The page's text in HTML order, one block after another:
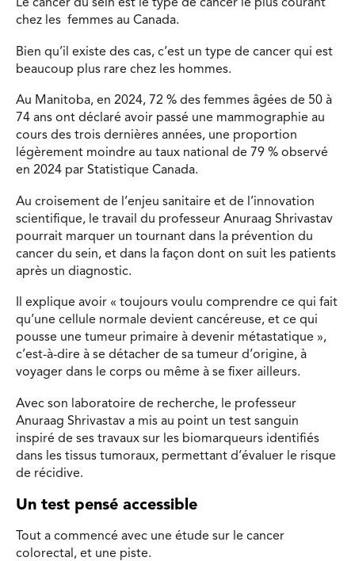
Le cancer du sein est le type de cancer le plus courant
chez les femmes au Canada.
Bien qu’il existe des cas, c’est un type de cancer qui est
beaucoup plus rare chez les hommes.
Au Manitoba, en 2024, 72 % des femmes âgées de 50 à
74 ans ont déclaré avoir passé une mammographie au
cours des trois dernières années, une proportion
légèrement moindre au taux national de 79 % observé
en 2024 par Statistique Canada.
Au croisement de l’enjeu sanitaire et de l’innovation
scientifique, le travail du professeur Anuraag Shrivastav
pourrait marquer un tournant dans la prévention du
cancer du sein, et dans la façon dont on suit les patients
après un diagnostic.
Il explique avoir « toujours voulu comprendre ce qui fait
qu’une cellule normale devient cancéreuse, et ce qui
pousse une tumeur primaire à devenir métastatique »,
c’est-à-dire à se détacher de sa tumeur d’origine, à
voyager dans le corps ou même à se fixer ailleurs.
Avec son laboratoire de recherche, le professeur
Anuraag Shrivastav a mis au point un test sanguin
inspiré de ses travaux sur les biomarqueurs identifiés
dans les tissus tumoraux, permettant d’évaluer le risque
de récidive.
Un test pensé accessible
Tout a commencé avec une étude sur le cancer
colorectal, et une piste.